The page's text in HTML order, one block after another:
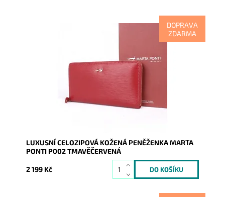
DOPRAVA
ZDARMA
Kožená značková dámská peněženka Marta Ponti v
Skladem
2 roky
LUXUSNÍ CELOZIPOVÁ KOŽENÁ PENĚŽENKA MARTA
PONTI P002 TMAVĚČERVENÁ
2 199 Kč